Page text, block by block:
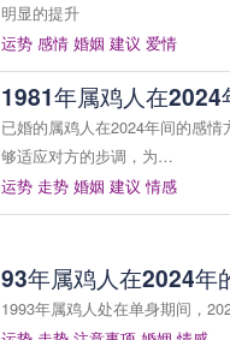
明显的提升
运势 感情 婚姻 建议 爱情
1981年属鸡人在
已婚的属鸡人在2024年间的感
够适应对方的步调，为…
运势 走势 婚姻 建议 情感
93年属鸡人在2024年
1993年属鸡人处在单身期间，